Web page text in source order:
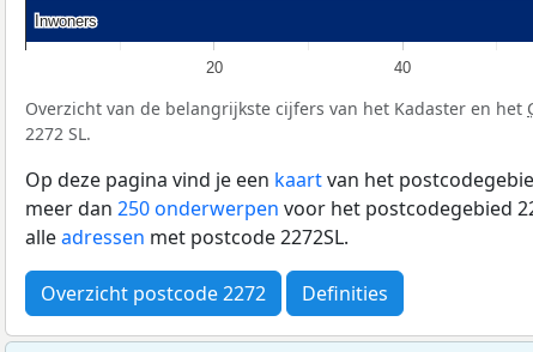
20 40
Inwoners
Inwoners
Overzicht van de belangrijkste cijfers van het Kadaster en het
2272 SL.
Op deze pagina vind je een kaartvan het
meer dan 250 onderwerpen voor het postcodegebied
alleadressen met postcode 2272SL.
Overzicht postcode 2272 Definities